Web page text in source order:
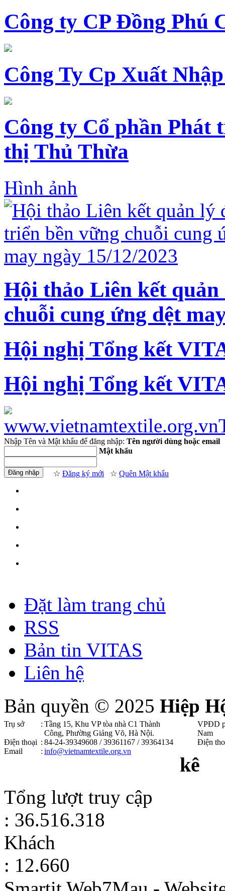
Công ty CP Đồng Phú
Công Ty Cp Xuất
Công ty Cổ phần Phát
thị Thủ Thừa
Hình ảnh
Hội thảo Liên kết
chuỗi cung ứng dệt
Hội nghị Tổng kết
Hội nghị Tổng kết
www.vietnamtextile.org.vn
Nhập Tên và Mật khẩu để đăng nhập: Tên người dùng hoặc email
Mật khẩu
☆ Đăng ký mới ☆ Quên Mật khẩu
Đặt làm trang chủ
RSS
Bản tin VITAS
Liên hệ
Bản quyền © 2025 Hiệp
Trụ sở : Tầng 15, Khu VP tòa nhà C1 Thành
Công, Phường Giảng Võ, Hà Nội .
Điện thoại : 84-24-39349608 / 39361167 / 39364134
Email
: info@vietnamtextile.org.vn
VPĐD
Nam
Điện
kê
Tổng lượt truy cập
: 36.516.318
Khách
: 12.660